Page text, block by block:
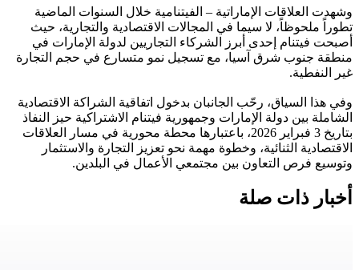
وشهدت العلاقات الإماراتية – الفيتنامية خلال السنوات الماضية
تطوراً ملحوظاً، لا سيما في المجالات الاقتصادية والتجارية، حيث
أصبحت فيتنام إحدى أبرز الشركاء التجاريين لدولة الإمارات في
منطقة جنوب شرق آسيا، مع تسجيل نمو متسارع في حجم التجارة
غير النفطية.
وفي هذا السياق، رحّب الجانبان بدخول اتفاقية الشراكة الاقتصادية
الشاملة بين دولة الإمارات وجمهورية فيتنام الاشتراكية حيز النفاذ
بتاريخ 3 فبراير 2026، باعتبارها محطة محورية في مسار العلاقات
الاقتصادية الثنائية، وخطوة مهمة نحو تعزيز التجارة والاستثمار
وتوسيع فرص التعاون بين مجتمعي الأعمال في البلدين.
أخبار ذات صلة